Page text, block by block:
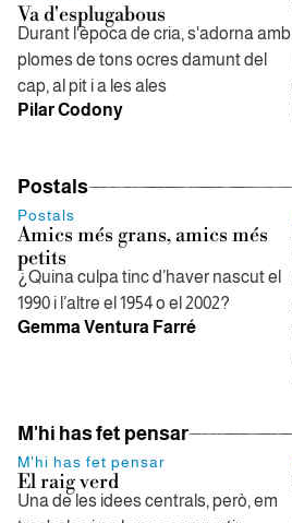
Va d'esplugabous
Durant l'època de cria, s'adorna amb
plomes de tons ocres damunt del
cap, al pit i a les ales
Pilar Codony
Postals
Postals
Amics més grans, amics més
petits
¿Quina culpa tinc d’haver nascut el
1990 i l’altre el 1954 o el 2002?
Gemma Ventura Farré
M'hi has fet pensar
M'hi has fet pensar
El raig verd
Una de les idees centrals, però, em